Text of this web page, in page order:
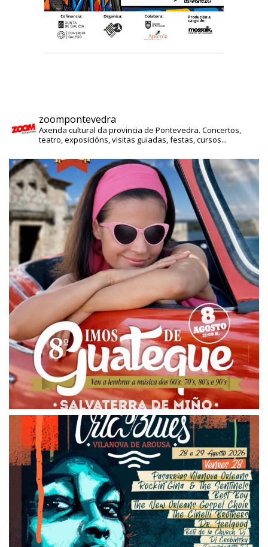
zoompontevedra
Axenda cultural da provincia de Pontevedra. Concertos,
teatro, exposicións, visitas guiadas, festas, cursos...